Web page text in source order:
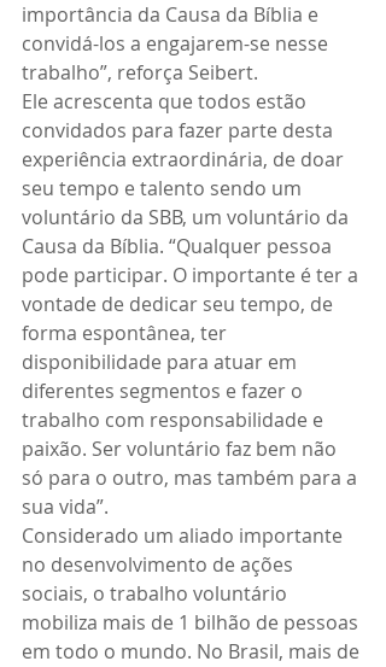
importância da Causa da Bíblia e
convidá-los a engajarem-se nesse
trabalho”, reforça Seibert.
Ele acrescenta que todos estão
convidados para fazer parte desta
experiência extraordinária, de doar
seu tempo e talento sendo um
voluntário da SBB, um voluntário da
Causa da Bíblia. “Qualquer pessoa
pode participar. O importante é ter a
vontade de dedicar seu tempo, de
forma espontânea, ter
disponibilidade para atuar em
diferentes segmentos e fazer o
trabalho com responsabilidade e
paixão. Ser voluntário faz bem não
só para o outro, mas também para a
sua vida”.
Considerado um aliado importante
no desenvolvimento de ações
sociais, o trabalho voluntário
mobiliza mais de 1 bilhão de pessoas
em todo o mundo. No Brasil, mais de